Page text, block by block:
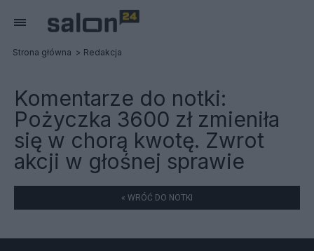
Strona główna Redakcja
Komentarze do notki:
Pożyczka 3600 zł zmieniła
się w chorą kwotę. Zwrot
akcji w głośnej sprawie
« WRÓĆ DO NOTKI